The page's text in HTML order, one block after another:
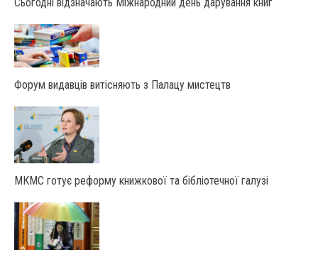
Форум видавців витісняють з Палацу мистецтв
МКМС готує реформу книжкової та бібліотечної галузі